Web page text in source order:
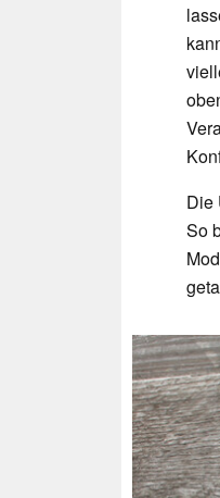
Die
So